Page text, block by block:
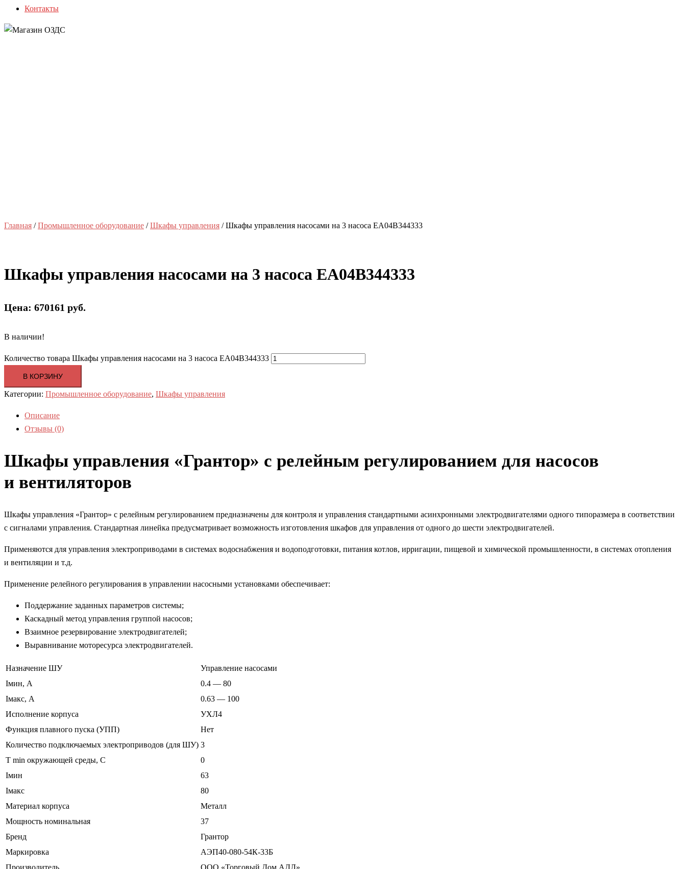
Контакты
Главная /Промышленное оборудование /Шкафы управления / Шкафы управления насосами на 3 насоса EA04B344333
Шкафы управления насосами на 3 насоса EA04B344333
Цена: 670161 руб.
В наличии!
Количество товара Шкафы управления насосами на 3 насоса EA04B344333
В КОРЗИНУ
Категории: Промышленное оборудование, Шкафы управления
Описание
Отзывы (0)
Шкафы управления «Грантор» с релейным регулированием для насосов
и вентиляторов
Шкафы управления «Грантор» с релейным регулированием предназначены для контроля и управления стандартными асинхронными электродвигателями одного типоразмера в соответствии
с сигналами управления. Стандартная линейка предусматривает возможность изготовления шкафов для управления от одного до шести электродвигателей.
Применяются для управления электроприводами в системах водоснабжения и водоподготовки, питания котлов, ирригации, пищевой и химической промышленности, в системах отопления
и вентиляции и т.д.
Применение релейного регулирования в управлении насосными установками обеспечивает:
Поддержание заданных параметров системы;
Каскадный метод управления группой насосов;
Взаимное резервирование электродвигателей;
Выравнивание моторесурса электродвигателей.
Назначение ШУ
Управление насосами
Iмин, А
0.4 — 80
Iмакс, А
0.63 — 100
Исполнение корпуса
УХЛ4
Функция плавного пуска (УПП)
Нет
Количество подключаемых электроприводов (для ШУ) 3
T min окружающей среды, C
0
Iмин
63
Iмакс
80
Материал корпуса
Металл
Мощность номинальная
37
Бренд
Грантор
Маркировка
АЭП40-080-54К-33Б